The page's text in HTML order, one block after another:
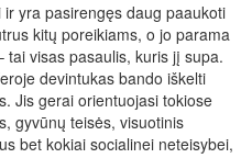
yra pasirengęs daug paaukoti
kitų poreikiams, o jo parama
visas pasaulis, kuris jį supa.
devintukas bando iškelti
Jis gerai orientuojasi tokiose
gyvūnų teisės, visuotinis
bet kokiai socialinei neteisybei,